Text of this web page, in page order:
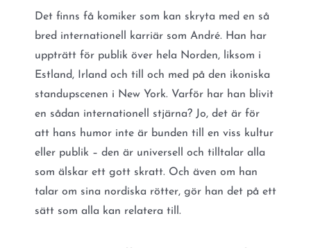
Det finns få komiker som kan skryta med en så
bred internationell karriär som André. Han har
uppträtt för publik över hela Norden, liksom i
Estland, Irland och till och med på den ikoniska
standupscenen i New York. Varför har han blivit
en sådan internationell stjärna? Jo, det är för
att hans humor inte är bunden till en viss kultur
eller publik – den är universell och tilltalar alla
som älskar ett gott skratt. Och även om han
talar om sina nordiska rötter, gör han det på ett
sätt som alla kan relatera till.